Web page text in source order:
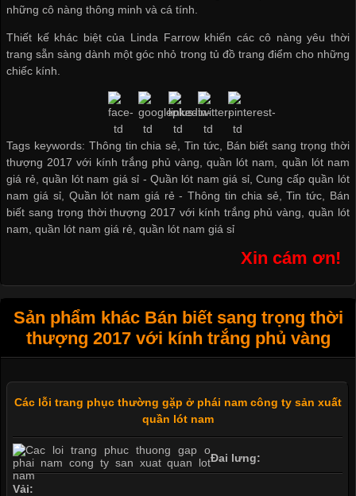
những cô nàng thông minh và cá tính.
Thiết kế khác biệt của Linda Farrow khiến các cô nàng yêu thời
trang sẵn sàng dành một góc nhỏ trong tủ đồ trang điểm cho những
chiếc kính.
Tags keywords: Thông tin chia sẻ, Tin tức, Bán biết sang trọng thời
thượng 2017 với kính trắng phủ vàng, quần lót nam, quần lót nam
giá rẻ, quần lót nam giá sỉ - Quần lót nam giá sỉ,Cung cấp quần lót
nam giá sỉ, Quần lót nam giá rẻ -Thông tin chia sẻ ,Tin tức
Bán
biết sang trọng thời thượng 2017 với kính trắng phủ vàng ,quần lót
nam ,quần lót nam giá rẻ ,quần lót nam giá sỉ
Xin cám ơn!
Sản phẩm khác Bán biết sang trọng thời
thượng 2017 với kính trắng phủ vàng
Các lỗi trang phục thường gặp ở phái nam công ty sản xuất
quần lót nam
Đai lưng:
Vải: